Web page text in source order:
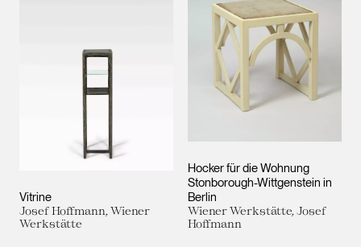
Vitrine
Josef Hoffmann, Wiener
Werkstätte
Hocker für die Wohnung
Stonborough-Wittgenstein in
Berlin
Wiener Werkstätte, Josef
Hoffmann